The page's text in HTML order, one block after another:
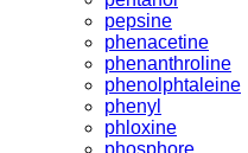
pepsine
phenacetine
phenanthroline
phenolphtaleine
phenyl
phloxine
phosphore